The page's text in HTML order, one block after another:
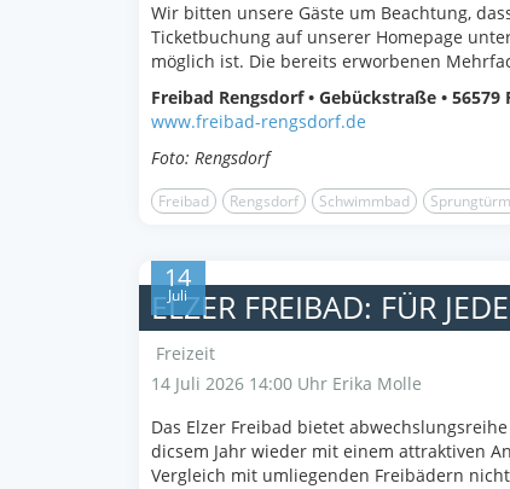
Wir bitten unsere Gäste um Beachtung,
Ticketbuchung auf unserer Homepage
möglich ist. Die bereits erworbenen
Freibad Rengsdorf • Gebückstraße • 56579
www.freibad-rengsdorf.de
Foto: Rengsdorf
Freibad Rengsdorf Schwimmbad
14
Juli
ELZER FREIBAD: FÜR
Freizeit
14 Juli 2026 14:00 Uhr Erika Molle
Das Elzer Freibad bietet
dicsem Jahr wieder mit einem attraktiven
Vergleich mit umliegenden Freibädern